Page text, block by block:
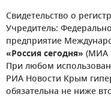
Свидетельство о
Учредитель:
предприятие
«Россия сегодня» (МИА
При любом
РИА Новости Крым
обязательна не ниже